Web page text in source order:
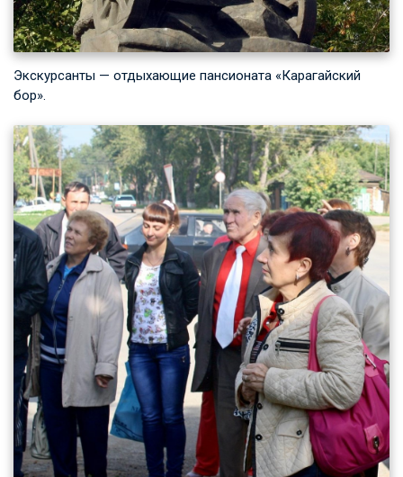
Экскурсанты — отдыхающие пансионата «Карагайский
бор».